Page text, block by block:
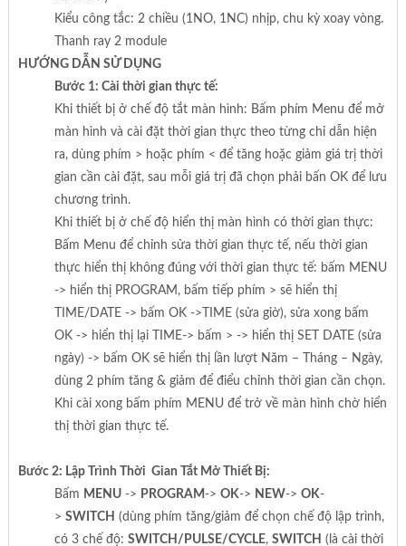
Kiểu công tắc: 2 chiều (1NO, 1NC) nhịp, chu kỳ xoay vòng.
Thanh ray 2 module
HƯỚNG DẪN SỬ DỤNG
Bước 1: Cài thời gian thực tế:
Khi thiết bị ở chế độ tắt màn hình: Bấm phím Menu để mở
màn hình và cài đặt thời gian thực theo từng chỉ dẫn hiện
ra, dùng phím > hoặc phím < để tăng hoặc giảm giá trị thời
gian cần cài đặt, sau mỗi giá trị đã chọn phải bấn OK để lưu
chương trình.
Khi thiết bị ở chế độ hiển thị màn hình có thời gian thực:
Bấm Menu để chỉnh sửa thời gian thực tế, nếu thời gian
thực hiển thị không đúng với thời gian thực tế: bấm MENU
-> hiển thị PROGRAM, bấm tiếp phím > sẽ hiển thị
TIME/DATE -> bấm OK ->TIME (sửa giờ), sửa xong bấm
OK -> hiển thị lại TIME-> bấm > -> hiển thị SET DATE (sửa
ngày) -> bấm OK sẽ hiển thị lần lượt Năm – Tháng – Ngày,
dùng 2 phím tăng & giảm để điểu chỉnh thời gian cần chọn.
Khi cài xong bấm phím MENU để trở về màn hình chờ hiển
thị thời gian thực tế.
Bước 2: Lập Trình Thời Gian Tắt Mở Thiết Bị:
Bấm MENU-> PROGRAM -> OK-> NEW-> OK-
> SWITCH (dùng phím tăng/giảm để chọn chế độ lập trình,
có 3 chế độ: SWITCH/PULSE/CYCLE, SWITCH (là cài thời